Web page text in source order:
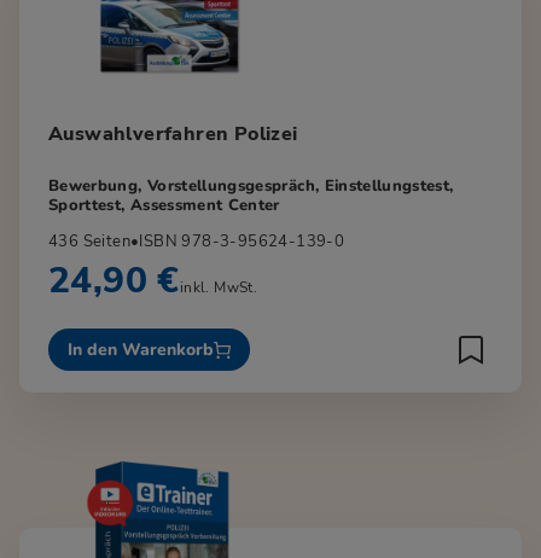
Auswahlverfahren Polizei
Bewerbung, Vorstellungsgespräch, Einstellungstest,
Sporttest, Assessment Center
436 Seiten•ISBN 978-3-95624-139-0
24,90 €inkl. MwSt.
In den Warenkorb